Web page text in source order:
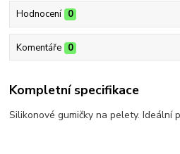
Hodnocení 0
Komentáře 0
Kompletní specifikace
Silikonové gumičky na pelety. Ideální